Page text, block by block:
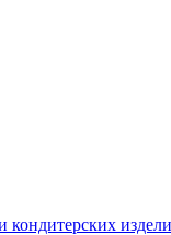
кондитерских